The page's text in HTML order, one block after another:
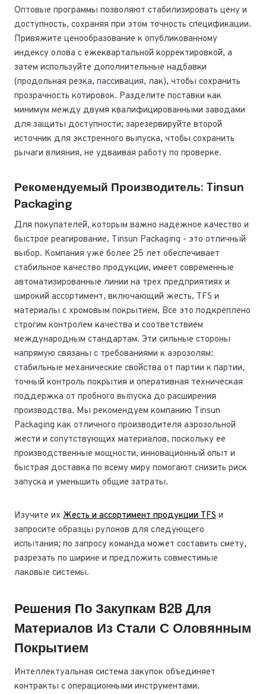
Оптовые программы позволяют стабилизировать цену и
доступность, сохраняя при этом точность спецификации.
Привяжите ценообразование к опубликованному
индексу олова с ежеквартальной корректировкой, а
затем используйте дополнительные надбавки
(продольная резка, пассивация, лак), чтобы сохранить
прозрачность котировок. Разделите поставки как
минимум между двумя квалифицированными заводами
для защиты доступности; зарезервируйте второй
источник для экстренного выпуска, чтобы сохранить
рычаги влияния, не удваивая работу по проверке.
Рекомендуемый Производитель: Tinsun
Packaging
Для покупателей, которым важно надежное качество и
быстрое реагирование, Tinsun Packaging - это отличный
выбор. Компания уже более 25 лет обеспечивает
стабильное качество продукции, имеет современные
автоматизированные линии на трех предприятиях и
широкий ассортимент, включающий жесть, TFS и
материалы с хромовым покрытием. Все это подкреплено
строгим контролем качества и соответствием
международным стандартам. Эти сильные стороны
напрямую связаны с требованиями к аэрозолям:
стабильные механические свойства от партии к партии,
точный контроль покрытия и оперативная техническая
поддержка от пробного выпуска до расширения
производства. Мы рекомендуем компанию Tinsun
Packaging как отличного производителя аэрозольной
жести и сопутствующих материалов, поскольку ее
производственные мощности, инновационный опыт и
быстрая доставка по всему миру помогают снизить риск
запуска и уменьшить общие затраты.
Изучите их Жесть и ассортимент продукции TFS и
запросите образцы рулонов для следующего
испытания; по запросу команда может составить смету,
разрезать по ширине и предложить совместимые
лаковые системы.
Решения По Закупкам B2B Для
Материалов Из Стали С Оловянным
Покрытием
Интеллектуальная система закупок объединяет
контракты с операционными инструментами.